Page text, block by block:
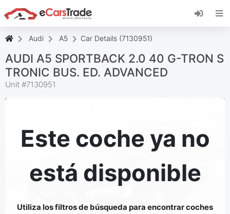
Instala la aplicación web de eCarsTrade,
añádela a tu pantalla de inicio y recibe
Audi A5 Car Details (7130951)
AUDI A5 SPORTBACK 2.0 40 G-TRON S
TRONIC BUS. ED. ADVANCED
Unit #7130951
Este coche ya no
está disponible
Utiliza los filtros de búsqueda para encontrar coches